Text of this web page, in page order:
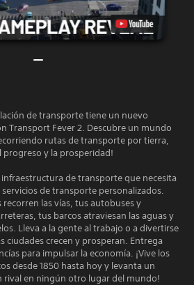
de transporte tiene un nuevo
Transport Fever 2. Descubre un mundo
rutas de transporte por tierra,
progreso y la prosperidad!
de transporte que necesita
de transporte personalizados.
las vías, tus autobuses y
tus barcos atraviesan las aguas y
Lleva a la gente al trabajo o a divertirse
ciudades crecen y prosperan. Entrega
para impulsar la economía. ¡Vive los
desde 1850 hasta hoy y levanta un
rival en ningún otro lugar del mundo!